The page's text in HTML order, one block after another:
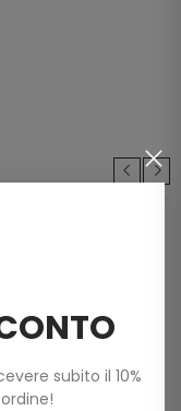
subito il 10%